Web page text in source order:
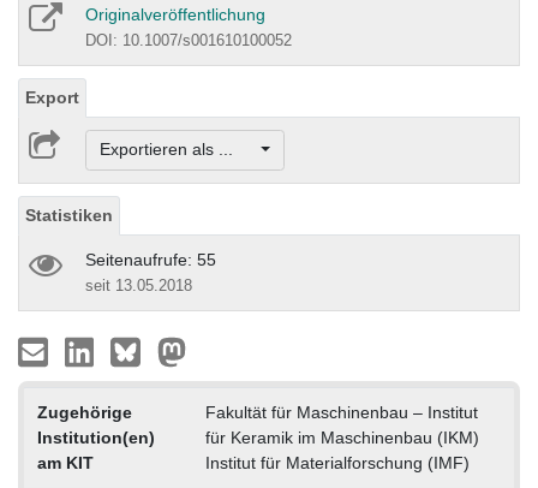
Originalveröffentlichung
DOI: 10.1007/s001610100052
Export
Exportieren als ...
Statistiken
Seitenaufrufe: 55
seit 13.05.2018
Zugehörige
Institution(en)
am KIT
Fakultät für Maschinenbau – Institut
für Keramik im Maschinenbau (IKM)
Institut für Materialforschung (IMF)